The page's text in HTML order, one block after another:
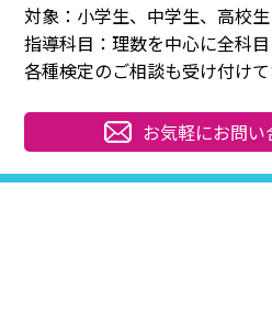
対象：小学生、中学生、高校生
指導科目：理数を中心に全科目
各種検定のご相談も受け付け
お気軽にお問